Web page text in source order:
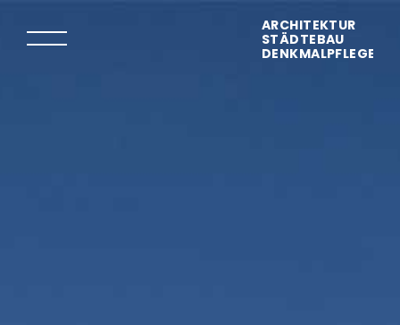
ARCHITEKTUR
STÄDTEBAU
DENKMALPFLEGE